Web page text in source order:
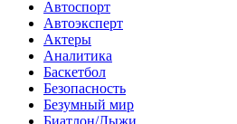
Автоспорт
Автоэксперт
Актеры
Аналитика
Баскетбол
Безопасность
Безумный мир